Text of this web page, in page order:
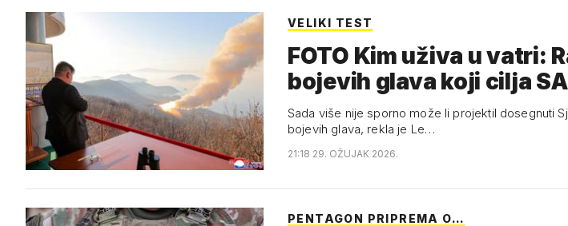
VELIKI TEST
FOTO Kim uživa u vatri:
bojevih glava koji cilja
Sada više nije sporno može li projektil dosegnuti
bojevih glava, rekla je Le…
21:18 29. OŽUJAK 2026.
PENTAGON PRIPREMA O…